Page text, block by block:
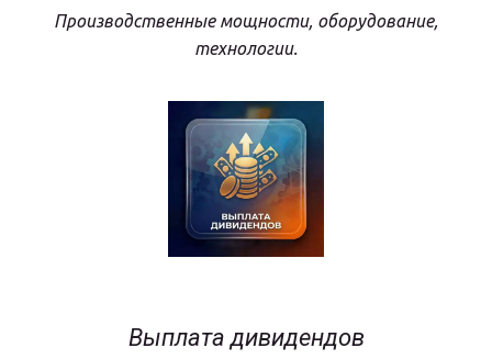
Производственные мощности, оборудование,
технологии.
Выплата дивидендов